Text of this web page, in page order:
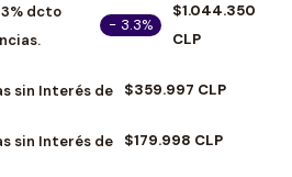
dcto
- 3.3%
$1.044.350
CLP
sin Interés de $359.997 CLP
sin Interés de $179.998 CLP